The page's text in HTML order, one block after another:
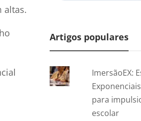
altas.
Artigos populares
ImersãoEX:
para
escolar